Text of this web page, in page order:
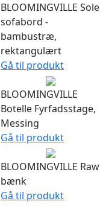
BLOOMINGVILLE Sole
sofabord -
bambustræ,
rektangulært
Gå til produkt
BLOOMINGVILLE
Botelle Fyrfadsstage,
Messing
Gå til produkt
BLOOMINGVILLE Raw
bænk
Gå til produkt